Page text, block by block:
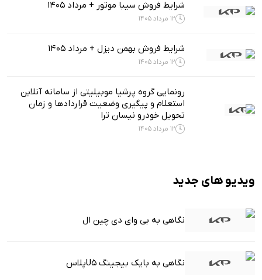
شرایط فروش سیبا موتور + مرداد 1405
12 مرداد 1405
شرایط فروش بهمن دیزل + مرداد 1405
12 مرداد 1405
رونمایی گروه پرشیا موبیلیتی از سامانه آنلاین
استعلام و پیگیری وضعیت قراردادها و زمان
تحویل خودرو نیسان ترا
12 مرداد 1405
ویدیو های جدید
نگاهی به بی وای دی چین ال
نگاهی به بایک بیجینگ U5پلاس